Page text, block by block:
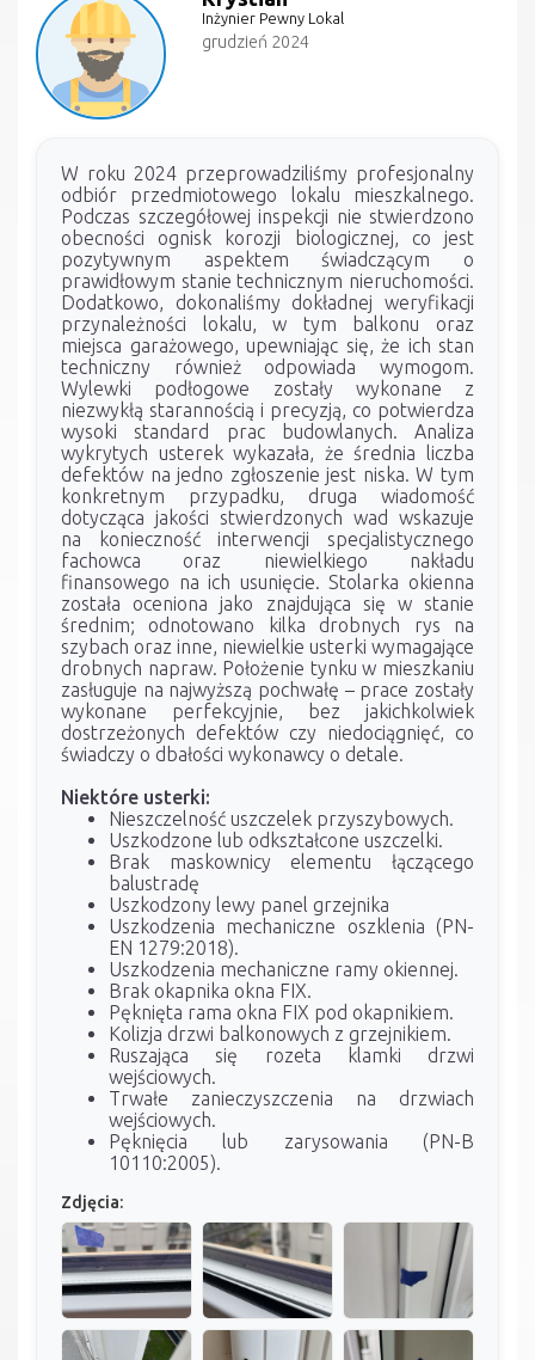
Inżynier Pewny Lokal
grudzień 2024
W roku 2024 przeprowadziliśmy profesjonalny
odbiór przedmiotowego lokalu mieszkalnego.
Podczas szczegółowej inspekcji nie stwierdzono
obecności ognisk korozji biologicznej, co jest
pozytywnym aspektem świadczącym o
prawidłowym stanie technicznym nieruchomości.
Dodatkowo, dokonaliśmy dokładnej weryfikacji
przynależności lokalu, w tym balkonu oraz
miejsca garażowego, upewniając się, że ich stan
techniczny również odpowiada wymogom.
Wylewki podłogowe zostały wykonane z
niezwykłą starannością i precyzją, co potwierdza
wysoki standard prac budowlanych. Analiza
wykrytych usterek wykazała, że średnia liczba
defektów na jedno zgłoszenie jest niska. W tym
konkretnym przypadku, druga wiadomość
dotycząca jakości stwierdzonych wad wskazuje
na konieczność interwencji specjalistycznego
fachowca oraz niewielkiego nakładu
finansowego na ich usunięcie. Stolarka okienna
została oceniona jako znajdująca się w stanie
średnim; odnotowano kilka drobnych rys na
szybach oraz inne, niewielkie usterki wymagające
drobnych napraw. Położenie tynku w mieszkaniu
zasługuje na najwyższą pochwałę – prace zostały
wykonane perfekcyjnie, bez jakichkolwiek
dostrzeżonych defektów czy niedociągnięć, co
świadczy o dbałości wykonawcy o detale.
Niektóre usterki:
Nieszczelność uszczelek przyszybowych.
Uszkodzone lub odkształcone uszczelki.
Brak maskownicy elementu łączącego
balustradę
Uszkodzony lewy panel grzejnika
Uszkodzenia mechaniczne oszklenia (PN-
EN 1279:2018).
Uszkodzenia mechaniczne ramy okiennej.
Brak okapnika okna FIX.
Pęknięta rama okna FIX pod okapnikiem.
Kolizja drzwi balkonowych z grzejnikiem.
Ruszająca się rozeta klamki drzwi
wejściowych.
Trwałe zanieczyszczenia na drzwiach
wejściowych.
Pęknięcia lub zarysowania (PN-B
10110:2005).
Zdjęcia: